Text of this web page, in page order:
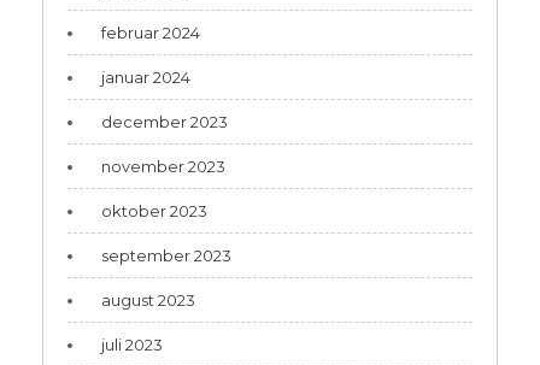
februar 2024
januar 2024
december 2023
november 2023
oktober 2023
september 2023
august 2023
juli 2023